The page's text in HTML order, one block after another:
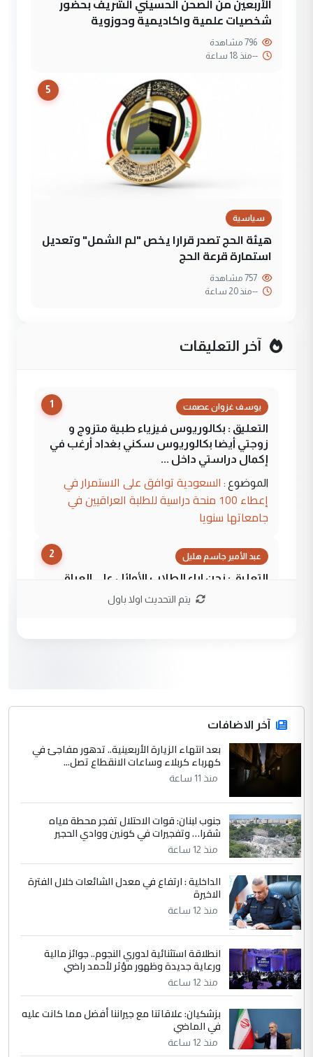
شخصيات علمية واكاديمية وحوزوية
--منذ 18 ساعة
5
سياسية
هيئة الحج تصدر قرارا يخص "لم الشمل" وتعديل
استمارة قرعة الحج
--منذ 20 ساعة
آخر التعليقات
1 يوسف غزوان عصمت
التعليق : بكالوريوس فيزياء طبية متزوج و
زوجتي أيضا بكالوريوس سكني بغداد أرغب في
إكمال دراستي داخل ...
الموضوع : السعودية توافق على الاستمرار في
إعطاء 100 منحة دراسية للطلبة العراقيين في
جامعاتها سنويا
2 عبد الأمير جاسم هليل
التعليق : نحن اباء الطلاب الأوائل على العراق
نتشرف بلقاء السيد احمد الصافي في العتبات
التعليق : قرار مستعجل جدا ولامصلحة فيه
للوزاره ولا للمواطن القرار الصائب يكون بعد
الاستماع للمدير ومغرفة ...
الموضوع :
وزير الصحة يعفي مدير مستشفى الكرخ
العام في بغداد
4 سردار
التعليق : واحد من عصابة علي ماما يسقط
جنسية الرافد الثالث للعراق ومن اصول عريقة
ابا فرات ...
الموضوع :
الجواهري يرد على صدام حسين سل
مضجعيك يابن الزنا (نص كامل)
5 سردار
التعليق : واحد من عصابة علي ماما يسقط
جنسية الرافد الثالث للعراق ومن اصول عريقة
الموضوع :
الجواهري يرد على صدام حسين سل
مضجعيك يابن الزنا (نص كامل)
يتم التحديث اولا باول
آخر الاضافات
بعد انتهاء الزيارة الأربعينية.. تدهور مفاجئ في
كهرباء كربلاء وساعات الانقطاع تصل...
منذ 11 ساعة
جنوب لبنان: قوات الاحتلال تفجر محطة مياه
شقرا… وتفجيرات في كونين ووادي الحجير
منذ 12 ساعة
الداخلية : ارتفاع في معدل الشائعات خلال الفترة
الاخيرة
منذ 12 ساعة
انطلاقة استثنائية لدوري النجوم.. جوائز مالية
ورعاية جديدة وظهور مؤثر لأحمد راضي
منذ 12 ساعة
بزشكيان: علاقاتنا مع جيراننا أفضل مما كانت عليه
في الماضي
منذ 12 ساعة